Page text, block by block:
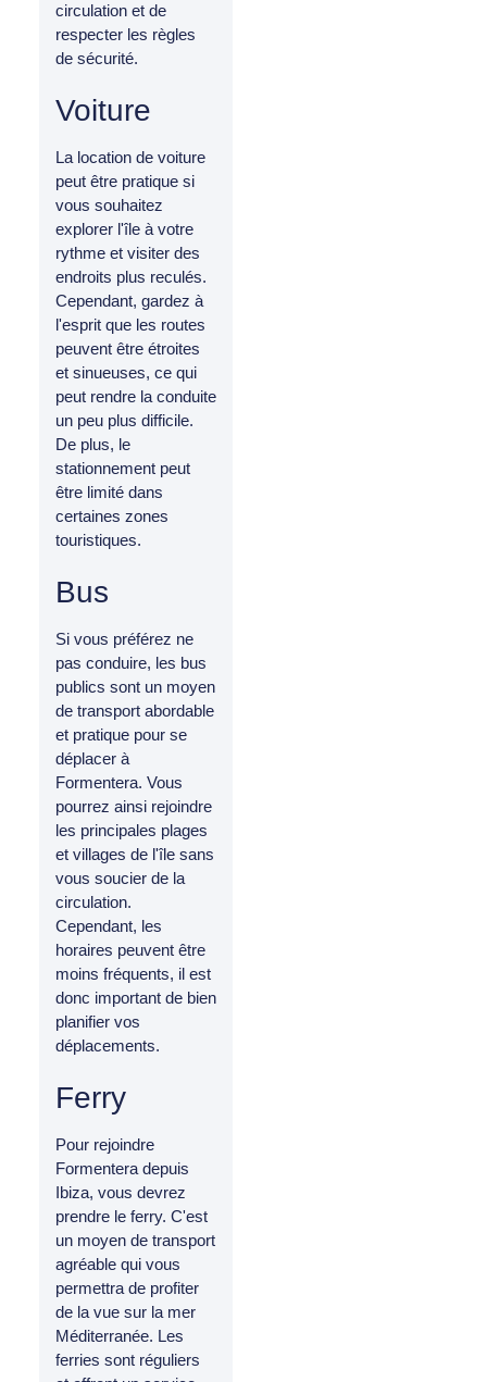
circulation et de
respecter les règles
de sécurité.
Voiture
La location de voiture
peut être pratique si
vous souhaitez
explorer l'île à votre
rythme et visiter des
endroits plus reculés.
Cependant, gardez à
l'esprit que les routes
peuvent être étroites
et sinueuses, ce qui
peut rendre la conduite
un peu plus difficile.
De plus, le
stationnement peut
être limité dans
certaines zones
touristiques.
Bus
Si vous préférez ne
pas conduire, les bus
publics sont un moyen
de transport abordable
et pratique pour se
déplacer à
Formentera. Vous
pourrez ainsi rejoindre
les principales plages
et villages de l'île sans
vous soucier de la
circulation.
Cependant, les
horaires peuvent être
moins fréquents, il est
donc important de bien
planifier vos
déplacements.
Ferry
Pour rejoindre
Formentera depuis
Ibiza, vous devrez
prendre le ferry. C'est
un moyen de transport
agréable qui vous
permettra de profiter
de la vue sur la mer
Méditerranée. Les
ferries sont réguliers